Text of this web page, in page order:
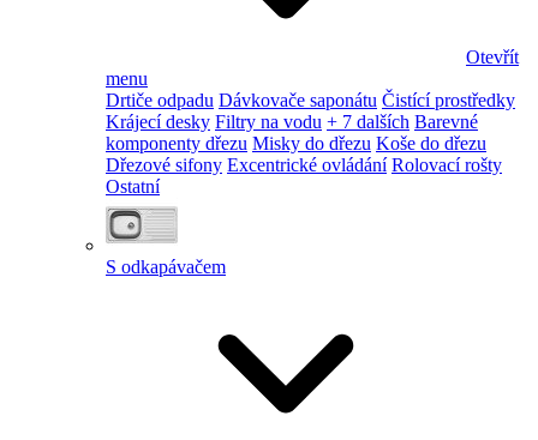
Otevřít
menu
Drtiče odpadu Dávkovače saponátu Čistící prostředky
Krájecí desky Filtry na vodu + 7 dalších Barevné
komponenty dřezu Misky do dřezu Koše do dřezu
Dřezové sifony Excentrické ovládání Rolovací rošty
Ostatní
S odkapávačem